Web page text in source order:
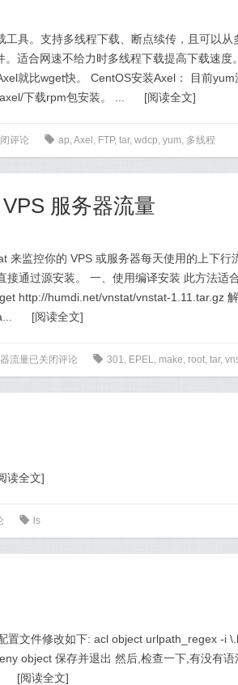
具。支持多线程下载、断点续传，且可以从
适合网速不给力时多线程下载提高下载速度
就比wget快。 CentOS安装Axel： 目前yum
下载rpm包安装。 ...
[阅读全文]
评论 0 ap,Axel , FTP, tar, wdcp, yum, 多线程
服务器流量
来监控你的 VPS 或服务器每天使用的上下行
通过源安装。 一、使用编译安装 此方法适
http://humdi.net/vnstat/vnstat-1.11.tar.gz 解
[阅读全文]
流量已关闭评论 0 301, EPEL, make, root, tar,
读全文]
0 ls
置文件修改如下: acl object urlpath_regex -i
object 保存并退出 然后,检查一下,有没有语
[阅读全文]